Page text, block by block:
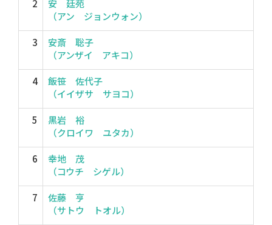
2
安 廷苑
（アン ジョンウォン）
3
安斎 聡子
（アンザイ アキコ）
4
飯笹 佐代子
（イイザサ サヨコ）
5
黒岩 裕
（クロイワ ユタカ）
6
幸地 茂
（コウチ シゲル）
7
佐藤 亨
（サトウ トオル）